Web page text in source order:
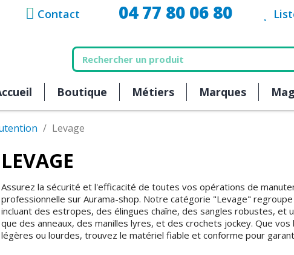
Contact 04 77 80 06 80
Boutique Métiers Marques
Levage
LEVAGE
Assurez la sécurité et l'efficacité de toutes vos opérations de
professionnelle sur Aurama-shop. Notre catégorie "Levage"
incluant des estropes, des élingues chaîne, des sangles robustes, et
que des anneaux, des manilles lyres, et des crochets jockey. Que
légères ou lourdes, trouvez le matériel fiable et conforme pour